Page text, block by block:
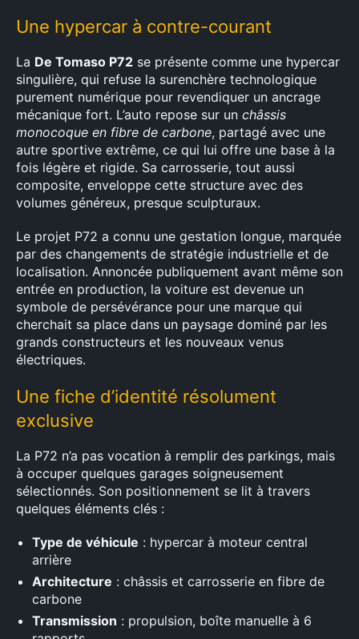
Une hypercar à contre-courant
La De Tomaso P72 se présente comme une hypercar
singulière, qui refuse la surenchère technologique
purement numérique pour revendiquer un ancrage
mécanique fort. L’auto repose sur un châssis
monocoque en fibre de carbone, partagé avec une
autre sportive extrême, ce qui lui offre une base à la
fois légère et rigide. Sa carrosserie, tout aussi
composite, enveloppe cette structure avec des
volumes généreux, presque sculpturaux.
Le projet P72 a connu une gestation longue, marquée
par des changements de stratégie industrielle et de
localisation. Annoncée publiquement avant même son
entrée en production, la voiture est devenue un
symbole de persévérance pour une marque qui
cherchait sa place dans un paysage dominé par les
grands constructeurs et les nouveaux venus
électriques.
Une fiche d’identité résolument
exclusive
La P72 n’a pas vocation à remplir des parkings, mais
à occuper quelques garages soigneusement
sélectionnés. Son positionnement se lit à travers
quelques éléments clés :
Type de véhicule : hypercar à moteur central
arrière
Architecture : châssis et carrosserie en fibre de
carbone
Transmission : propulsion, boîte manuelle à 6